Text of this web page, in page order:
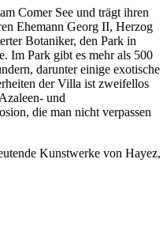
Comer See und trägt ihren
Ehemann Georg II, Herzog
Botaniker, den Park in
Im Park gibt es mehr als 500
darunter einige exotische
der Villa ist zweifellos
und
die man nicht verpassen
Kunstwerke von Hayez,